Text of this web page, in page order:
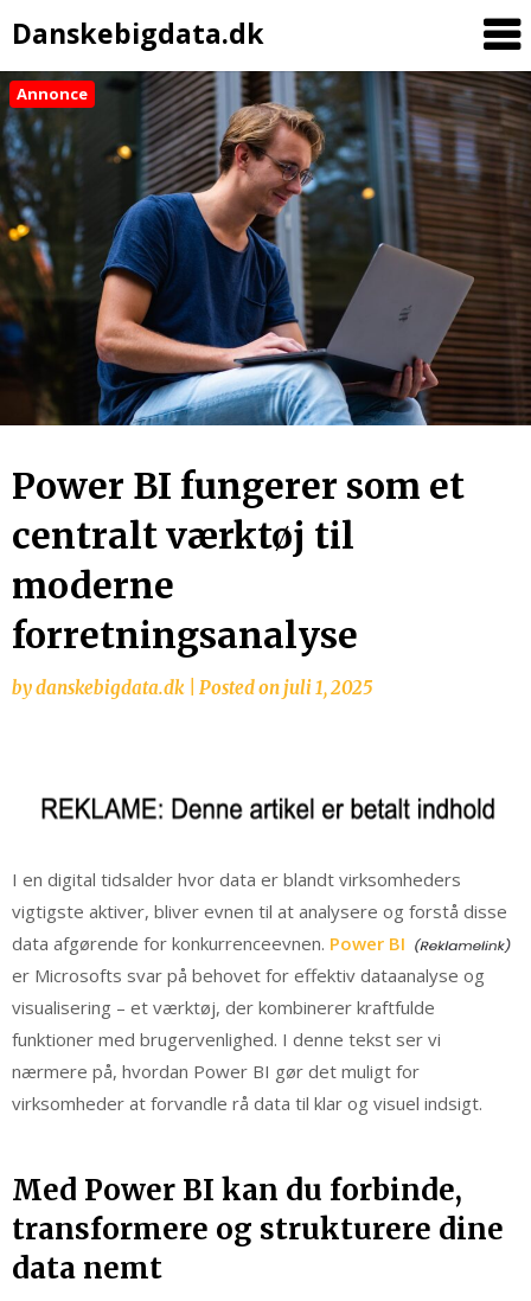
Danskebigdata.dk
Skip
to
content
Annonce
Power BI fungerer som et
centralt værktøj til
moderne
forretningsanalyse
bydanskebigdata.dk Posted on juli 1, 2025
I en digital tidsalder hvor data er blandt virksomheders
vigtigste aktiver, bliver evnen til at analysere og forstå disse
data afgørende for konkurrenceevnen. Power BI
er Microsofts svar på behovet for effektiv dataanalyse og
visualisering – et værktøj, der kombinerer kraftfulde
funktioner med brugervenlighed. I denne tekst ser vi
nærmere på, hvordan Power BI gør det muligt for
virksomheder at forvandle rå data til klar og visuel indsigt.
Med Power BI kan du forbinde,
transformere og strukturere dine
data nemt